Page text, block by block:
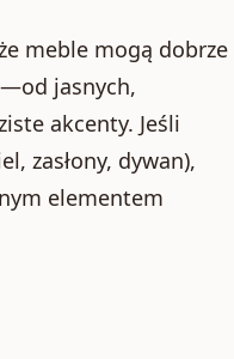
meble mogą dobrze
jasnych,
akcenty. Jeśli
zasłony, dywan),
elementem